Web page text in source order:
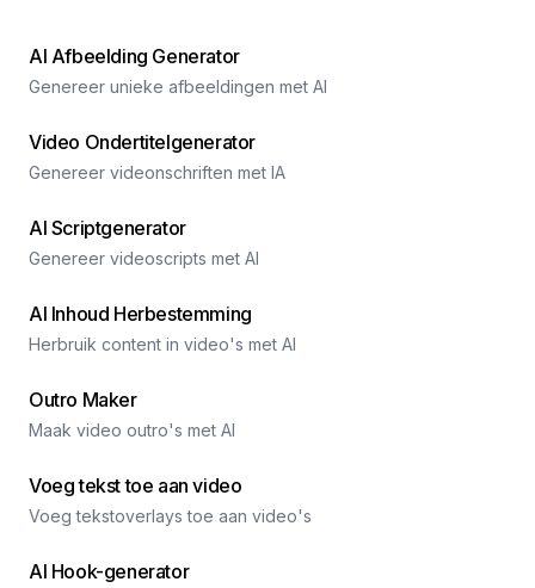
AI Afbeelding Generator
Genereer unieke afbeeldingen met AI
Video Ondertitelgenerator
Genereer videonschriften met IA
AI Scriptgenerator
Genereer videoscripts met AI
AI Inhoud Herbestemming
Herbruik content in video's met AI
Outro Maker
Maak video outro's met AI
Voeg tekst toe aan video
Voeg tekstoverlays toe aan video's
AI Hook-generator